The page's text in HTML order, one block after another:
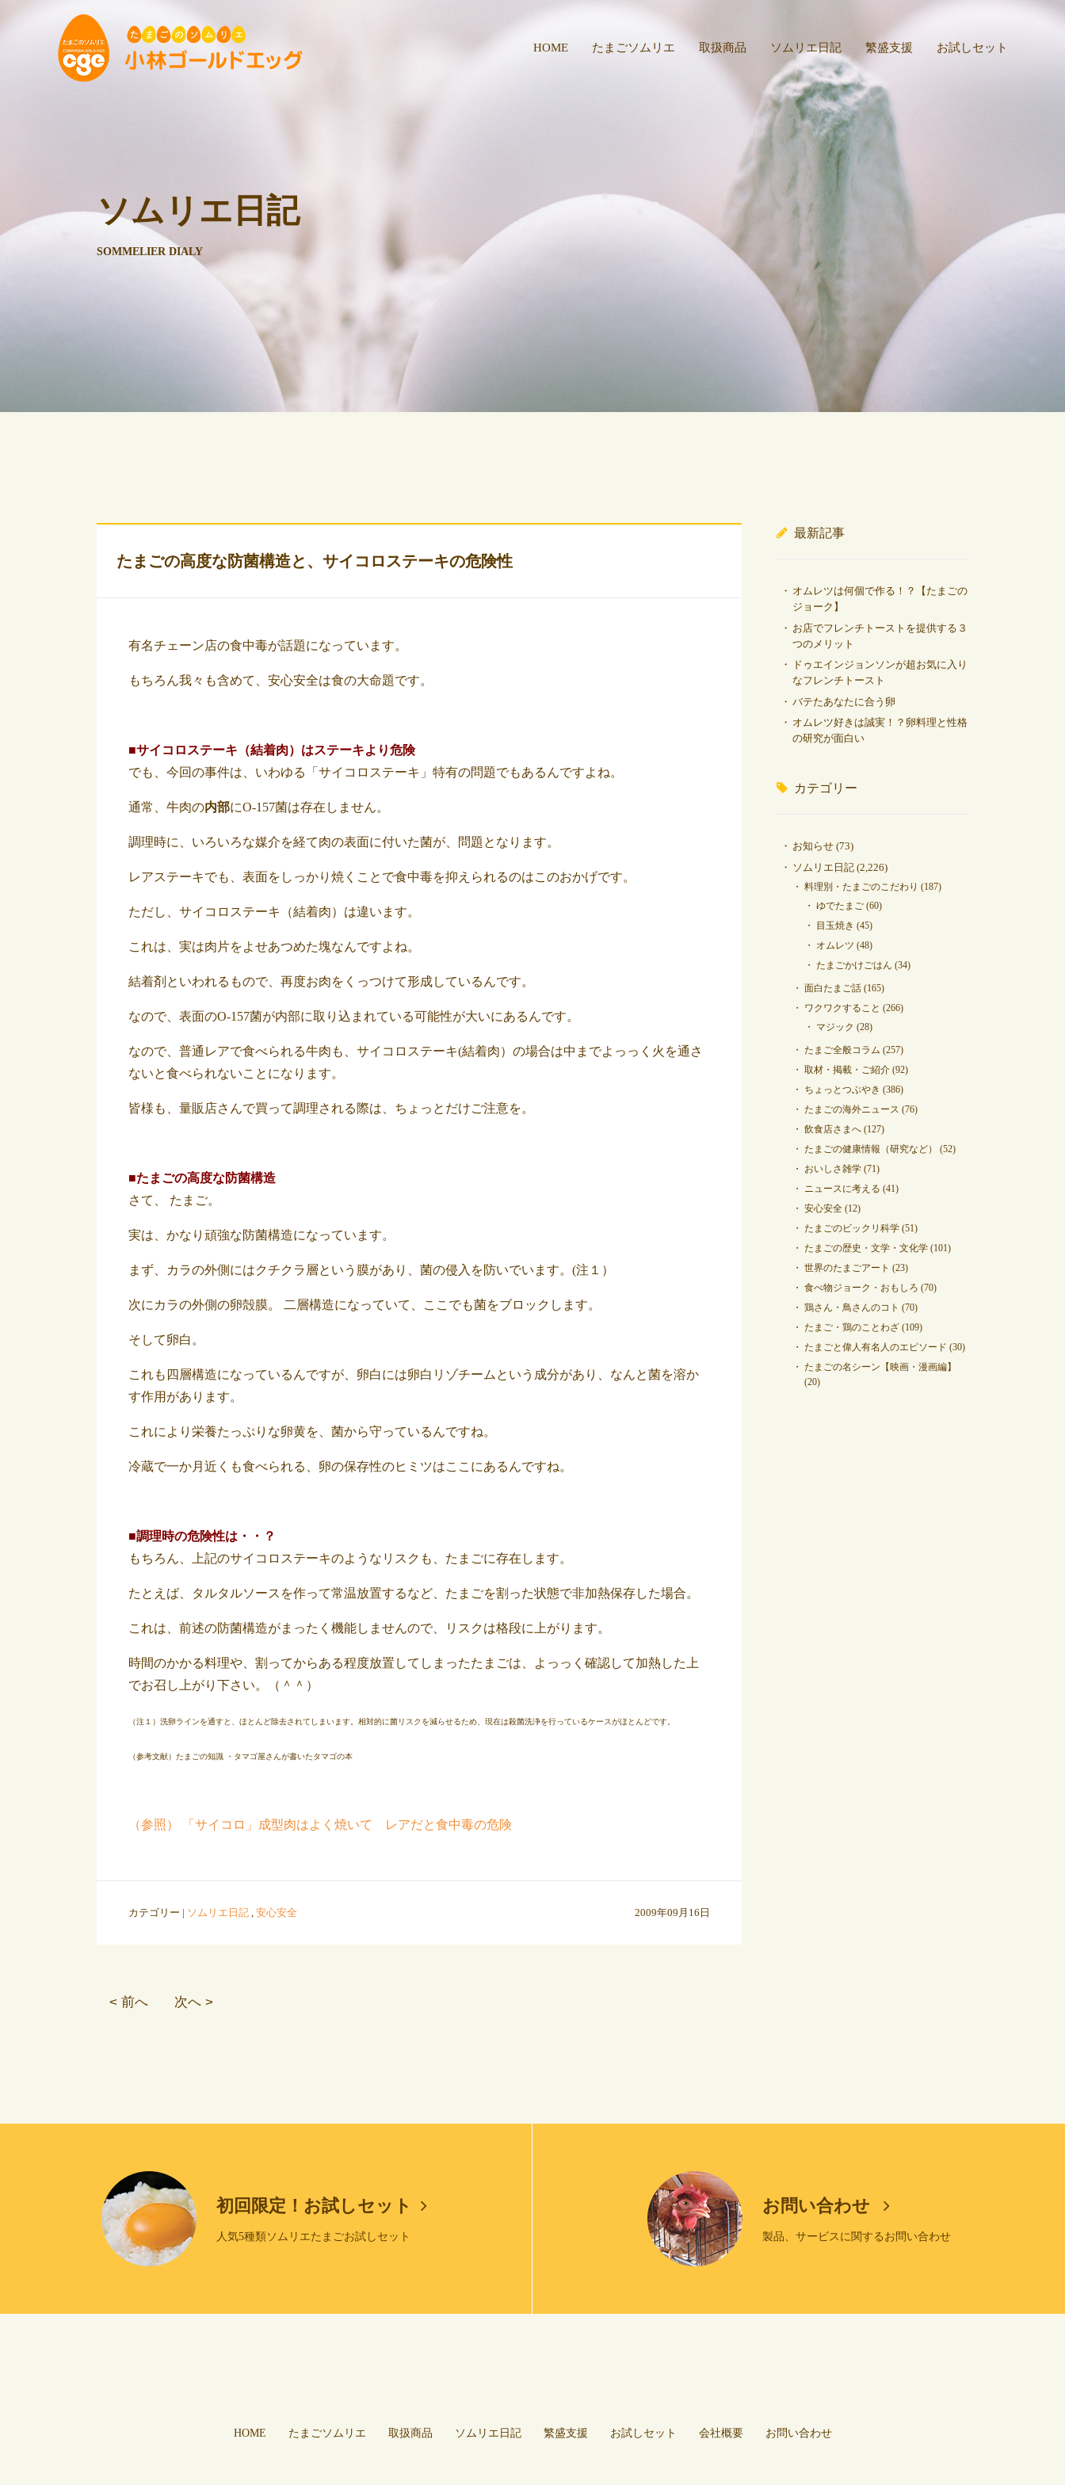
HOME たまごソムリエ 取扱商品 ソムリエ日記 繁盛支援 お試しセット
ソムリエ日記
SOMMELIER DIALY
たまごの高度な防菌構造と、サイコロステーキの危険性
有名チェーン店の食中毒が話題になっています。
もちろん我々も含めて、安心安全は食の大命題です。
■サイコロステーキ（結着肉）はステーキより危険
でも、今回の事件は、いわゆる「サイコロステーキ」特有の問題でもあるんですよね。
通常、牛肉の内部にO‐157菌は存在しません。
調理時に、いろいろな媒介を経て肉の表面に付いた菌が、問題となります。
レアステーキでも、表面をしっかり焼くことで食中毒を抑えられるのはこのおかげです。
ただし、サイコロステーキ（結着肉）は違います。
これは、実は肉片をよせあつめた塊なんですよね。
結着剤といわれるもので、再度お肉をくっつけて形成しているんです。
なので、表面のO-157菌が内部に取り込まれている可能性が大いにあるんです。
なので、普通レアで食べられる牛肉も、サイコロステーキ(結着肉）の場合は中までよっっく火を通さ
ないと食べられないことになります。
皆様も、量販店さんで買って調理される際は、ちょっとだけご注意を。
■たまごの高度な防菌構造
さて、 たまご。
実は、かなり頑強な防菌構造になっています。
まず、カラの外側にはクチクラ層という膜があり、菌の侵入を防いでいます。(注１）
次にカラの外側の卵殻膜。 二層構造になっていて、ここでも菌をブロックします。
そして卵白。
これも四層構造になっているんですが、卵白には卵白リゾチームという成分があり、なんと菌を溶か
す作用があります。
これにより栄養たっぷりな卵黄を、菌から守っているんですね。
冷蔵で一か月近くも食べられる、卵の保存性のヒミツはここにあるんですね。
■調理時の危険性は・・？
もちろん、上記のサイコロステーキのようなリスクも、たまごに存在します。
たとえば、タルタルソースを作って常温放置するなど、たまごを割った状態で非加熱保存した場合。
これは、前述の防菌構造がまったく機能しませんので、リスクは格段に上がります。
時間のかかる料理や、割ってからある程度放置してしまったたまごは、よっっく確認して加熱した上
でお召し上がり下さい。（＾＾）
（注１）洗卵ラインを通すと、ほとんど除去されてしまいます。相対的に菌リスクを減らせるため、現在は殺菌洗浄を行っているケースがほとんどです。
（参考文献）たまごの知識 ・タマゴ屋さんが書いたタマゴの本
（参照） 「サイコロ」成型肉はよく焼いて レアだと食中毒の危険
カテゴリー | ソムリエ日記 , 安心安全 2009年09月16日
< 前へ 次へ >
最新記事
オムレツは何個で作る！？【たまごの
ジョーク】
お店でフレンチトーストを提供する３
つのメリット
ドゥエインジョンソンが超お気に入り
なフレンチトースト
バテたあなたに合う卵
オムレツ好きは誠実！？卵料理と性格
の研究が面白い
カテゴリー
お知らせ (73)
ソムリエ日記 (2,226)
料理別・たまごのこだわり (187)
ゆでたまご (60)
目玉焼き (45)
オムレツ (48)
たまごかけごはん (34)
面白たまご話 (165)
ワクワクすること (266)
マジック (28)
たまご全般コラム (257)
取材・掲載・ご紹介 (92)
ちょっとつぶやき (386)
たまごの海外ニュース (76)
飲食店さまへ (127)
たまごの健康情報（研究など）
(52)
おいしさ雑学 (71)
ニュースに考える (41)
安心安全 (12)
たまごのビックリ科学 (51)
たまごの歴史・文学・文化学 (101)
世界のたまごアート (23)
食べ物ジョーク・おもしろ (70)
鶏さん・鳥さんのコト (70)
たまご・鶏のことわざ (109)
たまごと偉人有名人のエピソード (30)
たまごの名シーン【映画・漫画編】
(20)
初回限定！お試しセット
人気5種類ソムリエたまごお試しセット
お問い合わせ
製品、サービスに関するお問い合わせ
HOME たまごソムリエ 取扱商品 ソムリエ日記 繁盛支援 お試しセット 会社概要 お問い合わせ